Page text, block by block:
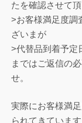
たを確認させて
>お客様満足度調
ざいまが
>代替品到着予定
まではご返信の
せ。
実際にお客様満
られてきています